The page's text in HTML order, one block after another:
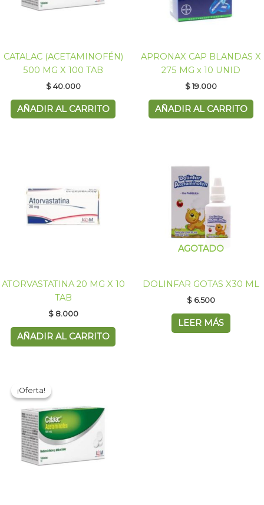
CATALAC (ACETAMINOFÉN)
500 MG X 100 TAB
$40.000
AÑADIR AL CARRITO
APRONAX CAP BLANDAS X
275 MG x 10 UNID
$19.000
AÑADIR AL CARRITO
ATORVASTATINA 20 MG X 10
TAB
$8.000
AÑADIR AL CARRITO
AGOTADO
DOLINFAR GOTAS X30 ML
$ 6.500
LEER MÁS
¡Oferta!
¡Oferta!
era:
$ 4.700.
es:
$ 3.900.